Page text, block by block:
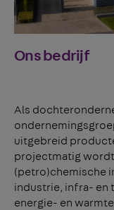
Ons bedrijf
Als
uitgebreid
projectmatig
(petro)chemische
industrie, infra- en
energie- en